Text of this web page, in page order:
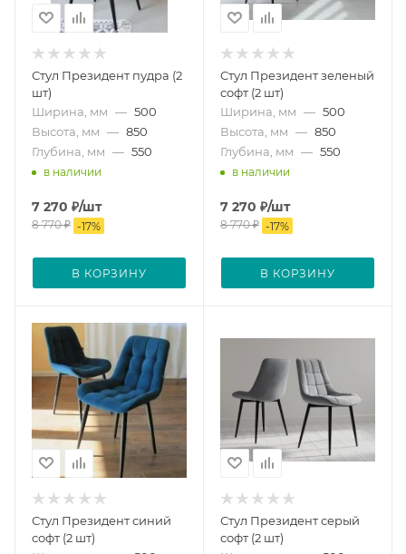
Стул Президент пудра (2
шт)
Ширина, мм — 500
Высота, мм — 850
Глубина, мм — 550
в наличии
7 270 ₽/шт
8 770₽ -17%
В КОРЗИНУ
Стул Президент зеленый
софт (2 шт)
Ширина, мм — 500
Высота, мм — 850
Глубина, мм — 550
в наличии
7 270 ₽/шт
8 770₽ -17%
В КОРЗИНУ
Стул Президент синий
софт (2 шт)
Стул Президент серый
софт (2 шт)